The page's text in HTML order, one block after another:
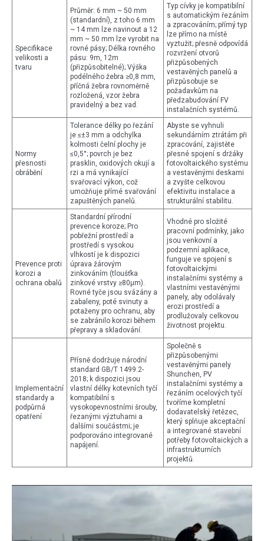
Specifikace
velikosti a
tvaru
Průměr: 6 mm ~ 50 mm
(standardní), z toho 6 mm
~ 14 mm lze navinout a 12
mm ~ 50 mm lze vyrobit na
rovné pásy; Délka rovného
pásu: 9m, 12m
(přizpůsobitelné); Výška
podélného žebra ≥0,8 mm,
příčná žebra rovnoměrně
rozložená, vzor žebra
pravidelný a bez vad.
Typ cívky je kompatibilní
s automatickým řezáním
a zpracováním; přímý typ
lze přímo na místě
vyztužit; přesně odpovídá
rozvržení otvorů
přizpůsobených
vestavěných panelů a
přizpůsobuje se
požadavkům na
předzabudování FV
instalačních systémů.
Normy
přesnosti
obrábění
Tolerance délky po řezání
je ≤±3 mm a odchylka
kolmosti čelní plochy je
≤0,5°; povrch je bez
prasklin, oxidových okují a
rzi a má vynikající
svařovací výkon, což
umožňuje přímé svařování
zapuštěných panelů.
Abyste se vyhnuli
sekundárním ztrátám při
zpracování, zajistěte
přesné spojení s držáky
fotovoltaického systému
a vestavěnými deskami
a zvyšte celkovou
efektivitu instalace a
strukturální stabilitu.
Prevence proti
korozi a
ochrana obalů
Standardní přírodní
prevence koroze; Pro
pobřežní prostředí a
prostředí s vysokou
vlhkostí je k dispozici
úprava žárovým
zinkováním (tloušťka
zinkové vrstvy ≥80μm).
Rovné tyče jsou svázány a
zabaleny, poté svinuty a
potaženy pro ochranu, aby
se zabránilo korozi během
přepravy a skladování.
Vhodné pro složité
pracovní podmínky, jako
jsou venkovní a
podzemní aplikace,
funguje ve spojení s
fotovoltaickými
instalačními systémy a
vlastními vestavěnými
panely, aby odolávaly
erozi prostředí a
prodlužovaly celkovou
životnost projektu.
Implementační
standardy a
podpůrná
opatření
Přísně dodržuje národní
standard GB/T 1499.2-
2018; k dispozici jsou
vlastní délky kotevních tyčí
kompatibilní s
vysokopevnostními šrouby,
řezanými výztuhami a
dalšími součástmi; je
podporováno integrované
napájení.
Společně s
přizpůsobenými
vestavěnými panely
Shunchen, PV
instalačními systémy a
řezáním ocelových tyčí
tvoříme kompletní
dodavatelský řetězec,
který splňuje akceptační
a integrované stavební
potřeby fotovoltaických a
infrastrukturních
projektů.